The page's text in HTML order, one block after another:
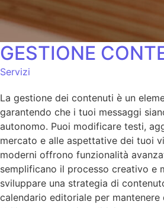
GESTIONE
Servizi
La gestione dei contenuti è un
garantendo che i tuoi messaggi
autonomo. Puoi modificare testi,
mercato e alle aspettative dei tuoi
moderni offrono funzionalità
semplificano il processo creativo e
sviluppare una strategia di
calendario editoriale per